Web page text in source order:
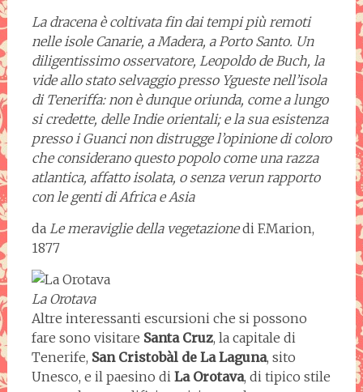
La dracena è coltivata fin dai tempi più remoti
nelle isole Canarie, a Madera, a Porto Santo. Un
diligentissimo osservatore, Leopoldo de Buch, la
vide allo stato selvaggio presso Ygueste nell’isola
di Teneriffa: non è dunque oriunda, come a lungo
si credette, delle Indie orientali; e la sua esistenza
presso i Guanci non distrugge l’opinione di coloro
che considerano questo popolo come una razza
atlantica, affatto isolata, o senza verun rapporto
con le genti di Africa e Asia
da Le meraviglie della vegetazionedi F.Marion,
1877
La Orotava
Altre interessanti escursioni che si possono
fare sono visitare Santa Cruz, la capitale di
Tenerife, San Cristobàl de La Laguna, sito
Unesco, e il paesino di La Orotava, di tipico stile